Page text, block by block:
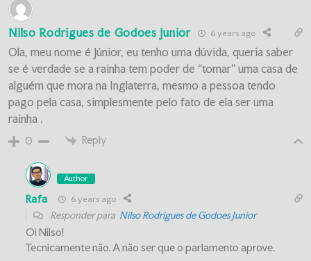
Nilso Rodrigues de Godoes Junior 6 years ago
Ola, meu nome é Júnior, eu tenho uma dúvida, queria saber
se é verdade se a rainha tem poder de “tomar” uma casa de
alguém que mora na Inglaterra, mesmo a pessoa tendo
pago pela casa, simplesmente pelo fato de ela ser uma
rainha .
0 Reply
Author
Rafa 6 years ago
Responder para Nilso Rodrigues de Godoes Junior
Oi Nilso!
Tecnicamente não. A não ser que o parlamento aprove.